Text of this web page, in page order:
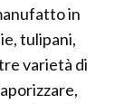
in
tulipani,
varietà di